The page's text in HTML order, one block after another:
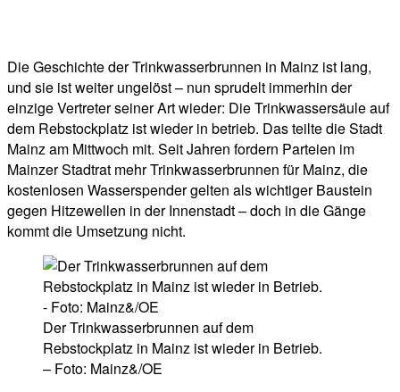
Die Geschichte der Trinkwasserbrunnen in Mainz ist lang,
und sie ist weiter ungelöst – nun sprudelt immerhin der
einzige Vertreter seiner Art wieder: Die Trinkwassersäule auf
dem Rebstockplatz ist wieder in betrieb. Das teilte die Stadt
Mainz am Mittwoch mit. Seit Jahren fordern Parteien im
Mainzer Stadtrat mehr Trinkwasserbrunnen für Mainz, die
kostenlosen Wasserspender gelten als wichtiger Baustein
gegen Hitzewellen in der Innenstadt – doch in die Gänge
kommt die Umsetzung nicht.
Der Trinkwasserbrunnen auf dem
Rebstockplatz in Mainz ist wieder in Betrieb.
– Foto: Mainz&/OE